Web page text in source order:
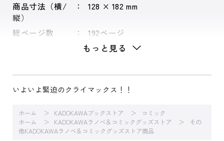
商品寸法（横/
縦）
128 × 182 mm
総ページ数 192ページ
もっと見る
いよいよ緊迫のクライマックス！！
ホーム KADOKAWAブックストア
コミック
ホーム
KADOKAWAラノベ＆コミックグッズストア
その
他KADOKAWAラノベ＆コミックグッズストア商品